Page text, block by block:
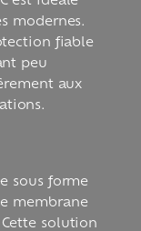
modernes.
fiable
peu
aux
sous forme
membrane
solution